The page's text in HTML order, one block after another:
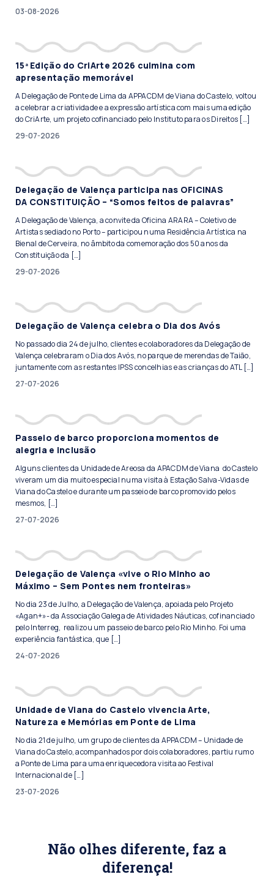
03-08-2026
15ª Edição do CriArte 2026 culmina com
apresentação memorável
A Delegação de Ponte de Lima da APPACDM de Viana do Castelo, voltou
a celebrar a criatividade e a expressão artística com mais uma edição
do CriArte, um projeto cofinanciado pelo Instituto para os Direitos […]
29-07-2026
Delegação de Valença participa nas OFICINAS
DA CONSTITUIÇÃO – “Somos feitos de palavras”
A Delegação de Valença, a convite da Oficina ARARA – Coletivo de
Artistas sediado no Porto – participou numa Residência Artística na
Bienal de Cerveira, no âmbito da comemoração dos 50 anos da
Constituição da […]
29-07-2026
Delegação de Valença celebra o Dia dos Avós
No passado dia 24 de julho, clientes e colaboradores da Delegação de
Valença celebraram o Dia dos Avós, no parque de merendas de Taião,
juntamente com as restantes IPSS concelhias e as crianças do ATL […]
27-07-2026
Passeio de barco proporciona momentos de
alegria e inclusão
Alguns clientes da Unidade de Areosa da APACDM de Viana do Castelo
viveram um dia muito especial numa visita à Estação Salva-Vidas de
Viana do Castelo e durante um passeio de barco promovido pelos
mesmos, […]
27-07-2026
Delegação de Valença «vive o Rio Minho ao
Máximo – Sem Pontes nem fronteiras»
No dia 23 de Julho, a Delegação de Valença, apoiada pelo Projeto
«Agan+»- da Associação Galega de Atividades Náuticas, cofinanciado
pelo Interreg, realizou um passeio de barco pelo Rio Minho. Foi uma
experiência fantástica, que […]
24-07-2026
Unidade de Viana do Castelo vivencia Arte,
Natureza e Memórias em Ponte de Lima
No dia 21 de julho, um grupo de clientes da APPACDM – Unidade de
Viana do Castelo, acompanhados por dois colaboradores, partiu rumo
a Ponte de Lima para uma enriquecedora visita ao Festival
Internacional de […]
23-07-2026
Não olhes diferente, faz a
diferença!